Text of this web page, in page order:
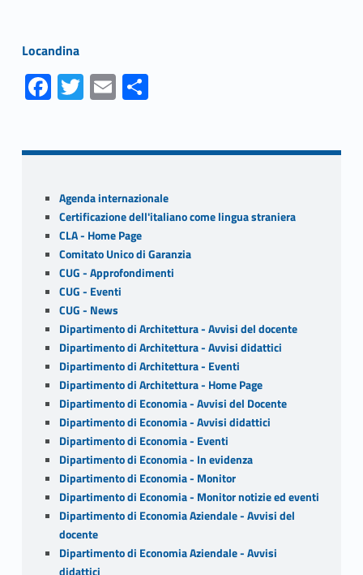
Link identifier #identifier__143920-1Locandina
Fa
ce
o
o
k
T
w
er
E
m
l
S
h
e
Sidebar
Agenda internazionale
Certificazione dell'italiano come lingua straniera
CLA - Home Page
Comitato Unico di Garanzia
CUG - Approfondimenti
CUG - Eventi
CUG - News
Dipartimento di Architettura - Avvisi del docente
Dipartimento di Architettura - Avvisi didattici
Dipartimento di Architettura - Eventi
Dipartimento di Architettura - Home Page
Dipartimento di Economia - Avvisi del Docente
Dipartimento di Economia - Avvisi didattici
Dipartimento di Economia - Eventi
Dipartimento di Economia - In evidenza
Dipartimento di Economia - Monitor
Dipartimento di Economia - Monitor notizie ed eventi
Dipartimento di Economia Aziendale - Avvisi del
docente
Dipartimento di Economia Aziendale - Avvisi